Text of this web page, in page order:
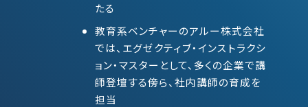
たる
教育系ベンチャーのアルー株式会社
では、エグゼクティブ・インストラクシ
ョン・マスターとして、多くの企業で講
師登壇する傍ら、社内講師の育成を
担当